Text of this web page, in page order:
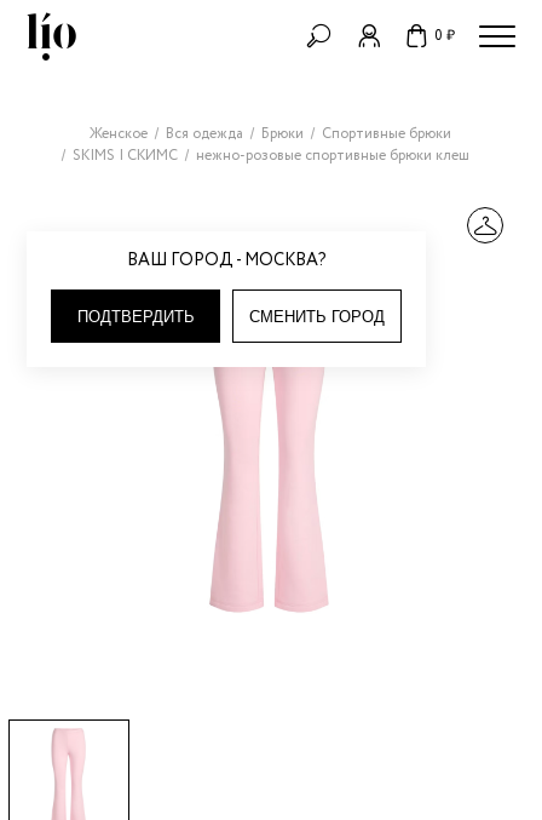
0 ₽
ВАШ ГОРОД - МОСКВА?
ПОДТВЕРДИТЬ СМЕНИТЬ ГОРОД
Женское Вся одежда Брюки
Спортивные брюки
SKIMS | СКИМС
нежно-розовые спортивные брюки клеш